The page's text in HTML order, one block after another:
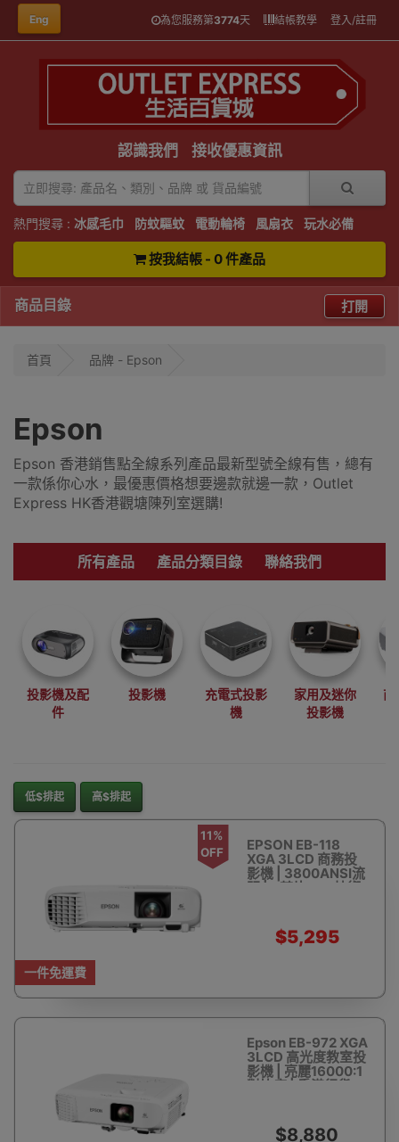
Eng 為您服務第3774天 結帳教學 登入/註冊
認識我們 接收優惠資訊
熱門搜尋 : 冰感毛巾 防蚊驅蚊 電動輪椅 風扇衣 玩水必備
按我結帳 - 0 件產品
商品目錄 打開
首頁 品牌 - Epson
Epson
Epson 香港銷售點全線系列產品最新型號全線有售，總有
一款係你心水，最優惠價格想要邊款就邊一款，Outlet
Express HK香港觀塘陳列室選購!
所有產品 產品分類目錄 聯絡我們
投影機及配
件
投影機
充電式投影
機
家用及迷你
投影機
商
低$排起 高$排起
一件免運費
11%
OFF
EPSON EB-118
XGA 3LCD 商務投
影機 | 3800ANSI流
明 | 3芯片LCD技術
$5,295
Epson EB-972 XGA
3LCD 高光度教室投
影機 | 亮麗16000:1
對比度 | 香港行貨
$8,880